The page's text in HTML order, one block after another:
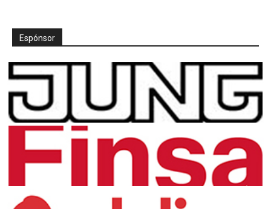
Espónsor